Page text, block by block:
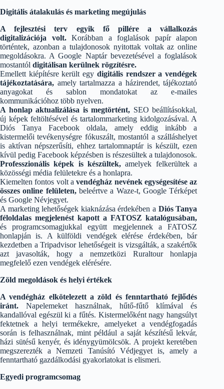
Digitális átalakulás és marketing megújulás
A fejlesztési terv egyik fő pillére a vállalkozás
digitalizációja volt.Korábban a foglalások papír alapon
történtek, azonban a tulajdonosok nyitottak voltak az online
megoldásokra. A Google Naptár bevezetésével a foglalások
mostantól digitálisan kerülnek rögzítésre.
Emellett kiépítésre került egy digitális rendszer a vendégek
tájékoztatására, amely tartalmazza a házirendet, tájékoztató
anyagokat és sablon mondatokat az e-mailes
kommunikációhoz több nyelven.
A honlap aktualizálása is megtörtént, SEO beállításokkal,
új képek feltöltésével és tartalommarketing kidolgozásával. A
Diós Tanya Facebook oldala, amely eddig inkább a
kistermelői tevékenységre fókuszált, mostantól a szálláshelyet
is aktívan népszerűsíti, ehhez tartalomnaptár is készült, ezen
kívül pedig Facebook képzésben is részesültek a tulajdonosok.
Professzionális képek is készültek, amelyek felkerültek a
közösségi média felületekre és a honlapra.
Kiemelten fontos volt avendégház nevének egységesítése az
összes online felületen, beleértve a Waze-t, Google Térképet
és Google Névjegyet.
A marketing lehetőségek kiaknázása érdekében a Diós Tanya
féloldalas megjelenést kapott a FATOSZ katalógusában,
és programcsomagjukkal együtt megjelennek a FATOSZ
honlapján is. A külföldi vendégek elérése érdekében, bár
kezdetben a Tripadvisor lehetőségeit is vizsgálták, a szakértők
azt javasolták, hogy a nemzetközi Ruraltour honlapja
megfelelő ezen vendégek elérésére.
Zöld megoldások és helyi értékek
A vendégház elkötelezett a zöld és fenntartható fejlődés
iránt.Napelemeket használnak, hűtő-fűtő klímával és
kandallóval egészül ki a fűtés. Kistermelőként nagy hangsúlyt
fektetnek a helyi termékekre, amelyeket a vendégfogadás
során is felhasználnak, mint például a saját készítésű lekvár,
házi sütésű kenyér, és idénygyümölcsök. A projekt keretében
megszerezték a Nemzeti Tanúsító Védjegyet is, amely a
fenntartható gazdálkodási gyakorlatokat is elismeri.
Egyedi programcsomag